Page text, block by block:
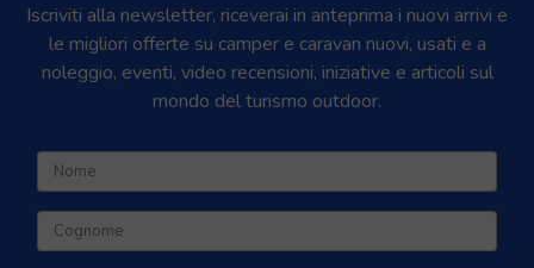
Iscriviti alla newsletter, riceverai in anteprima i nuovi arrivi e
le migliori offerte su camper e caravan nuovi, usati e a
noleggio, eventi, video recensioni, iniziative e articoli sul
mondo del turismo outdoor.